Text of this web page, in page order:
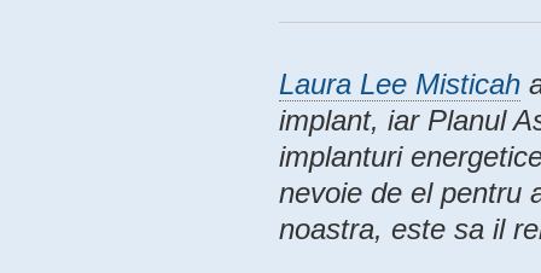
Laura Lee Misticah
implant, iar Planul
implanturi
nevoie de el pentru
noastra, este sa il